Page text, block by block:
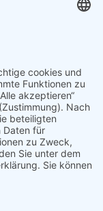
– Absolute Rarität
baue Dein
bis 3.5
Playbacks –
bis 3.0